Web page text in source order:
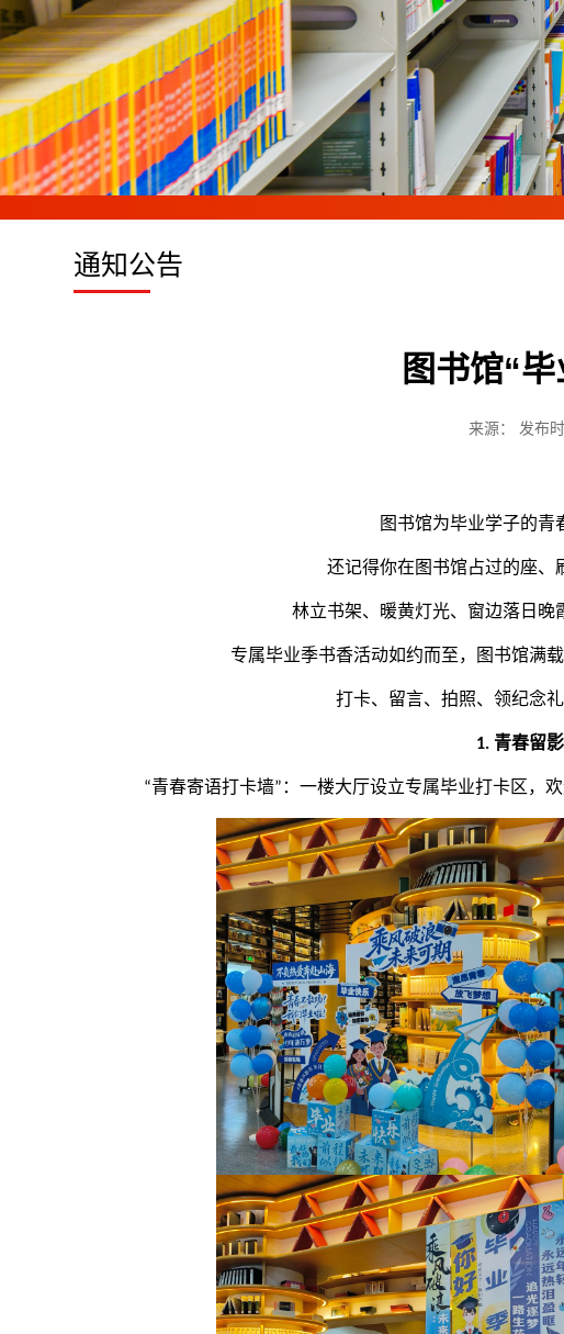
通知公告
图书馆“
来源： 发布
图书馆为毕业学子的青
还记得你在图书馆占过的座、
林立书架、暖黄灯光、窗边落日晚
专属毕业季书香活动如约而至，图书馆满
打卡、留言、拍照、领纪念
1. 青春留
“青春寄语打卡墙”： 一楼大厅设立专属毕业打卡区，